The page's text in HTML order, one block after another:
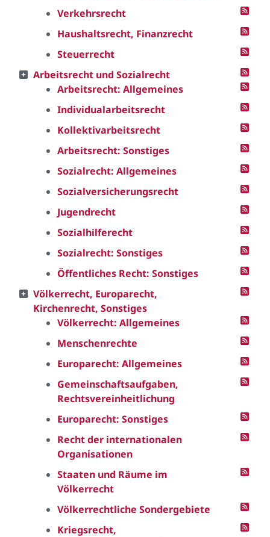
Verkehrsrecht
Haushaltsrecht, Finanzrecht
Steuerrecht
Arbeitsrecht und Sozialrecht
Arbeitsrecht: Allgemeines
Individualarbeitsrecht
Kollektivarbeitsrecht
Arbeitsrecht: Sonstiges
Sozialrecht: Allgemeines
Sozialversicherungsrecht
Jugendrecht
Sozialhilferecht
Sozialrecht: Sonstiges
Öffentliches Recht: Sonstiges
Völkerrecht, Europarecht,
Kirchenrecht, Sonstiges
Völkerrecht: Allgemeines
Menschenrechte
Europarecht: Allgemeines
Gemeinschaftsaufgaben,
Rechtsvereinheitlichung
Europarecht: Sonstiges
Recht der internationalen
Organisationen
Staaten und Räume im
Völkerrecht
Völkerrechtliche Sondergebiete
Kriegsrecht,